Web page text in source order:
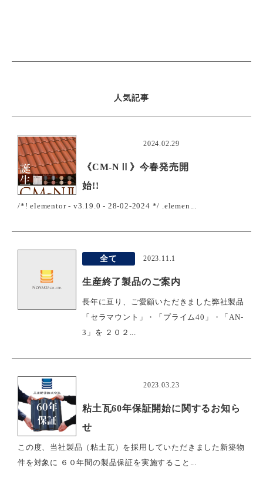
人気記事
2024.02.29
《CM-NⅡ》今春発売開
始!!
/*! elementor - v3.19.0 - 28-02-2024 */ .elemen...
全て 2023.11.1
生産終了製品のご案内
長年に亘り、ご愛顧いただきました弊社製品
「セラマウント」・「プライム40」・「AN-
3」を ２０２...
2023.03.23
粘土瓦60年保証開始に関するお知ら
せ
この度、当社製品（粘土瓦）を採用していただきました新築物
件を対象に ６０年間の製品保証を実施すること...